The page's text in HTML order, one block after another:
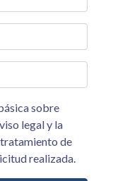
realizada.